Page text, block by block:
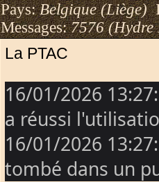
Pays:Belgique (Liège)
Messages:7576 (Hydre
La PTAC
16/01/2026
a réussi
16/01/2026
tombé dans un